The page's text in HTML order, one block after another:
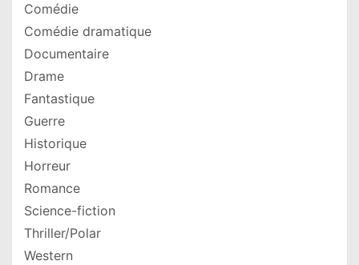
Comédie
Comédie dramatique
Documentaire
Drame
Fantastique
Guerre
Historique
Horreur
Romance
Science-fiction
Thriller/Polar
Western